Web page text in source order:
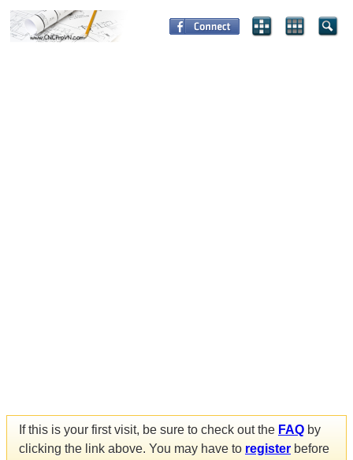
If this is your first visit, be sure to check out the FAQ by
clicking the link above. You may have to register before